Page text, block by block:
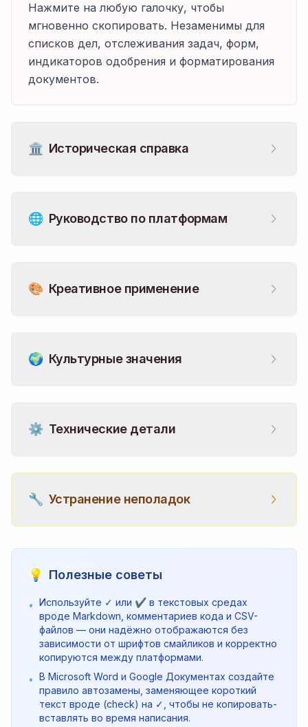
Нажмите на любую галочку, чтобы
мгновенно скопировать. Незаменимы для
списков дел, отслеживания задач, форм,
индикаторов одобрения и форматирования
документов.
🏛️ Историческая справка
🌐 Руководство по платформам
🎨 Креативное применение
🌍 Культурные значения
⚙️ Технические детали
🔧 Устранение неполадок
💡 Полезные советы
• Используйте ✓ или ✔ в текстовых средах
вроде Markdown, комментариев кода и CSV-
файлов — они надёжно отображаются без
зависимости от шрифтов смайликов и корректно
копируются между платформами.
• В Microsoft Word и Google Документах создайте
правило автозамены, заменяющее короткий
текст вроде (check) на ✓, чтобы не копировать-
вставлять во время написания.